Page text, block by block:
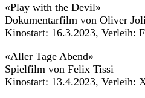
«Play with the Devil»
Dokumentarfilm von Oliver
Kinostart: 16.3.2023, Verleih:
«Aller Tage Abend»
Spielfilm von Felix Tissi
Kinostart: 13.4.2023, Verleih: